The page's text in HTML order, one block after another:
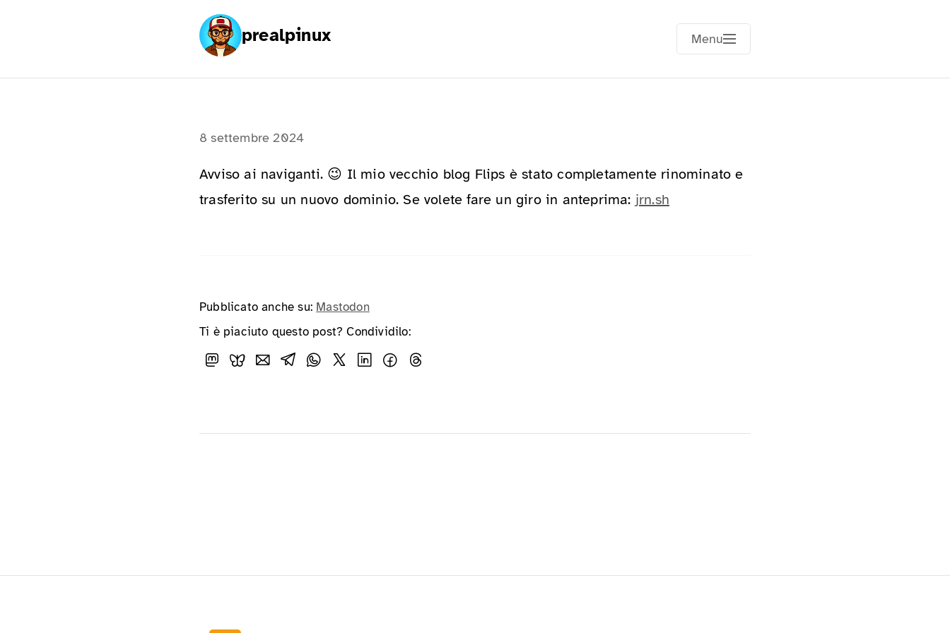
prealpinux Menu
8 settembre 2024
Avviso ai naviganti. 😉 Il mio vecchio blog Flips è stato completamente rinominato e
trasferito su un nuovo dominio. Se volete fare un giro in anteprima: jrn.sh
Pubblicato anche su: Mastodon
Ti è piaciuto questo post? Condividilo: